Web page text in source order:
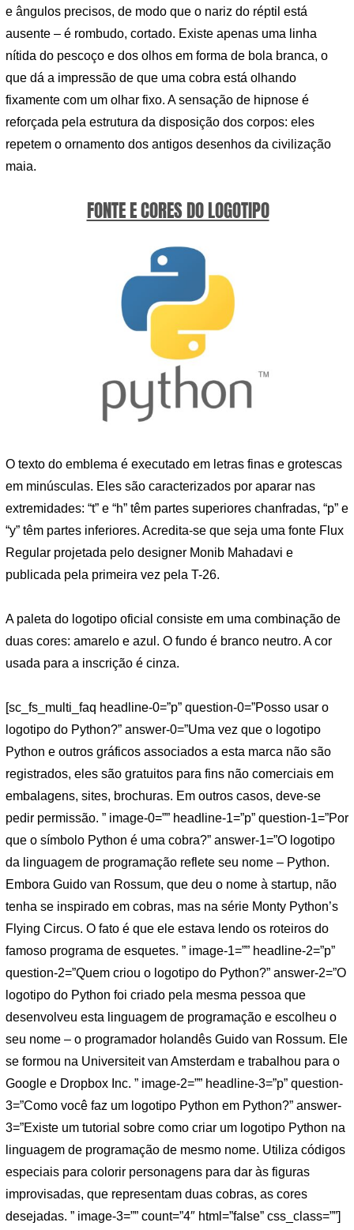
e ângulos precisos, de modo que o nariz do réptil está
ausente – é rombudo, cortado. Existe apenas uma linha
nítida do pescoço e dos olhos em forma de bola branca, o
que dá a impressão de que uma cobra está olhando
fixamente com um olhar fixo. A sensação de hipnose é
reforçada pela estrutura da disposição dos corpos: eles
repetem o ornamento dos antigos desenhos da civilização
maia.
FONTE E CORES DO LOGOTIPO
O texto do emblema é executado em letras finas e grotescas
em minúsculas. Eles são caracterizados por aparar nas
extremidades: “t” e “h” têm partes superiores chanfradas, “p” e
“y” têm partes inferiores. Acredita-se que seja uma fonte Flux
Regular projetada pelo designer Monib Mahadavi e
publicada pela primeira vez pela T-26.
A paleta do logotipo oficial consiste em uma combinação de
duas cores: amarelo e azul. O fundo é branco neutro. A cor
usada para a inscrição é cinza.
[sc_fs_multi_faq headline-0=”p” question-0=”Posso usar o
logotipo do Python?” answer-0=”Uma vez que o logotipo
Python e outros gráficos associados a esta marca não são
registrados, eles são gratuitos para fins não comerciais em
embalagens, sites, brochuras. Em outros casos, deve-se
pedir permissão. ” image-0=”” headline-1=”p” question-1=”Por
que o símbolo Python é uma cobra?” answer-1=”O logotipo
da linguagem de programação reflete seu nome – Python.
Embora Guido van Rossum, que deu o nome à startup, não
tenha se inspirado em cobras, mas na série Monty Python’s
Flying Circus. O fato é que ele estava lendo os roteiros do
famoso programa de esquetes. ” image-1=”” headline-2=”p”
question-2=”Quem criou o logotipo do Python?” answer-2=”O
logotipo do Python foi criado pela mesma pessoa que
desenvolveu esta linguagem de programação e escolheu o
seu nome – o programador holandês Guido van Rossum. Ele
se formou na Universiteit van Amsterdam e trabalhou para o
Google e Dropbox Inc. ” image-2=”” headline-3=”p” question-
3=”Como você faz um logotipo Python em Python?” answer-
3=”Existe um tutorial sobre como criar um logotipo Python na
linguagem de programação de mesmo nome. Utiliza códigos
especiais para colorir personagens para dar às figuras
improvisadas, que representam duas cobras, as cores
desejadas. ” image-3=”” count=”4″ html=”false” css_class=””]